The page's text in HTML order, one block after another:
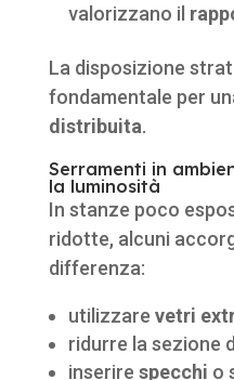
valorizzano il
La disposizione
fondamentale per
distribuita.
Serramenti in
la luminosità
In stanze poco
ridotte, alcuni
differenza:
utilizzare vetri
ridurre la sezione
inserire specchi o